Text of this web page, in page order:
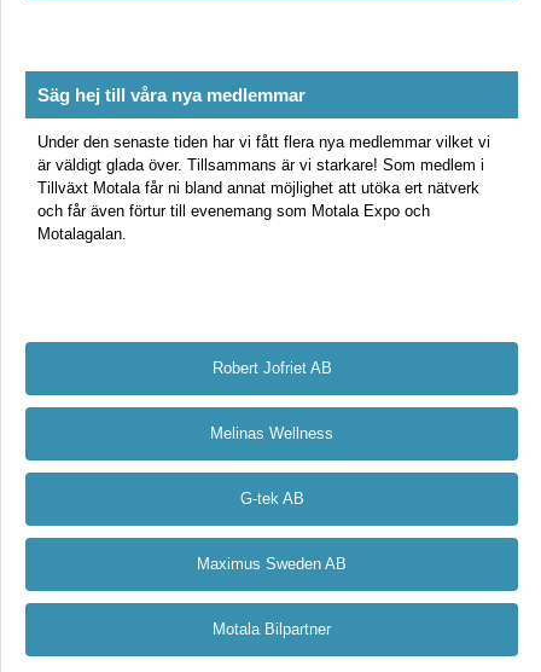
Säg hej till våra nya medlemmar
Under den senaste tiden har vi fått flera nya medlemmar vilket vi
är väldigt glada över. Tillsammans är vi starkare! Som medlem i
Tillväxt Motala får ni bland annat möjlighet att utöka ert nätverk
och får även förtur till evenemang som Motala Expo och
Motalagalan.
Robert Jofriet AB
Melinas Wellness
G-tek AB
Maximus Sweden AB
Motala Bilpartner